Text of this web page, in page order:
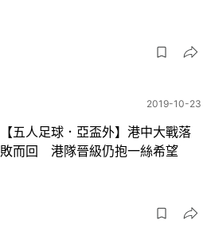
2019-10-23
【五人足球．亞盃外】港中大戰落
敗而回 港隊晉級仍抱一絲希望